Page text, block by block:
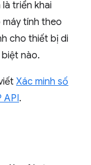
triển khai
tính theo
cho thiết bị di
nào.
Xác minh số
API.